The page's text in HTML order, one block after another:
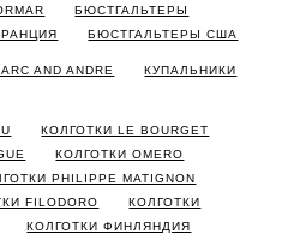
БЮСТГАЛЬТЕРЫ
БЮСТГАЛЬТЕРЫ США
AND ANDRE
КУПАЛЬНИКИ
КОЛГОТКИ LE BOURGET
КОЛГОТКИ OMERO
PHILIPPE MATIGNON
FILODORO
КОЛГОТКИ
КОЛГОТКИ ФИНЛЯНДИЯ